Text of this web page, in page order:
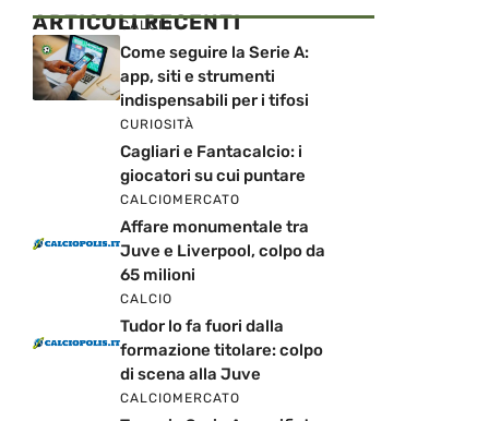
ARTICOLI RECENTI
CALCIO
Come seguire la Serie A:
app, siti e strumenti
indispensabili per i tifosi
CURIOSITÀ
Cagliari e Fantacalcio: i
giocatori su cui puntare
CALCIOMERCATO
Affare monumentale tra
Juve e Liverpool, colpo da
65 milioni
CALCIO
Tudor lo fa fuori dalla
formazione titolare: colpo
di scena alla Juve
CALCIOMERCATO